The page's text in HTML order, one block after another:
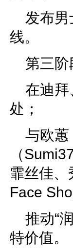
发布
线。
第三
在迪拜
处；
与欧蕙
（
霏丝佳
Face
推动“
特价值。